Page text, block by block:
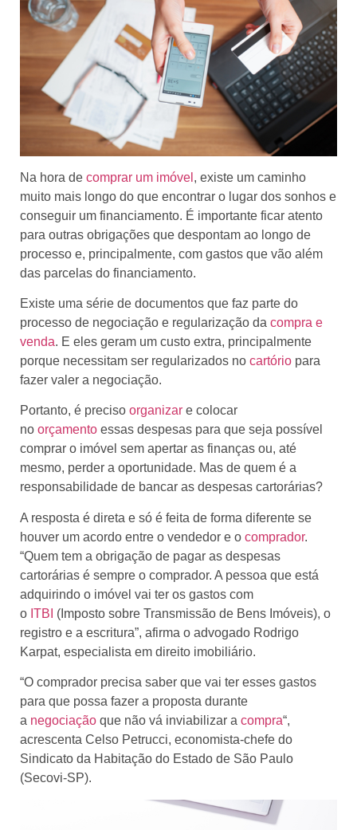
Na hora de comprar um imóvel , existe um caminho
muito mais longo do que encontrar o lugar dos sonhos e
conseguir um financiamento. É importante ficar atento
para outras obrigações que despontam ao longo de
processo e, principalmente, com gastos que vão além
das parcelas do financiamento.
Existe uma série de documentos que faz parte do
processo de negociação e regularização da compra e
venda. E eles geram um custo extra, principalmente
porque necessitam ser regularizados no cartório para
fazer valer a negociação.
Portanto, é preciso organizar e colocar
no orçamento essas despesas para que seja possível
comprar o imóvel sem apertar as finanças ou, até
mesmo, perder a oportunidade. Mas de quem é a
responsabilidade de bancar as despesas cartorárias?
A resposta é direta e só é feita de forma diferente se
houver um acordo entre o vendedor e o comprador.
“Quem tem a obrigação de pagar as despesas
cartorárias é sempre o comprador. A pessoa que está
adquirindo o imóvel vai ter os gastos com
o ITBI (Imposto sobre Transmissão de Bens Imóveis), o
registro e a escritura”, afirma o advogado Rodrigo
Karpat, especialista em direito imobiliário.
“O comprador precisa saber que vai ter esses gastos
para que possa fazer a proposta durante
a negociação que não vá inviabilizar a compra“,
acrescenta Celso Petrucci, economista-chefe do
Sindicato da Habitação do Estado de São Paulo
(Secovi-SP).